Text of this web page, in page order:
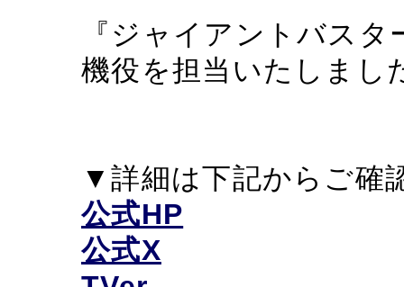
『ジャイアントバス
機役を担当いたしまし
▼詳細は下記からご確
公式HP
公式X